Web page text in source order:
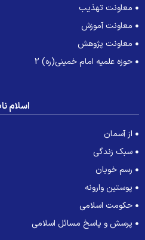
معاونت تهذیب
معاونت آموزش
معاونت پژوهش
حوزه علمیه امام خمینی(ره) 2
اسلام ناب
از آسمان
سبک زندگی
رسم خوبان
پوستین وارونه
حکومت اسلامی
پرسش و پاسخ مسائل اسلامی